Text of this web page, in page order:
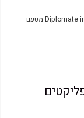
מאת שגית שלמה, לוגותרפיסטית, Diplomate in Clinical Logotherapy מטעם